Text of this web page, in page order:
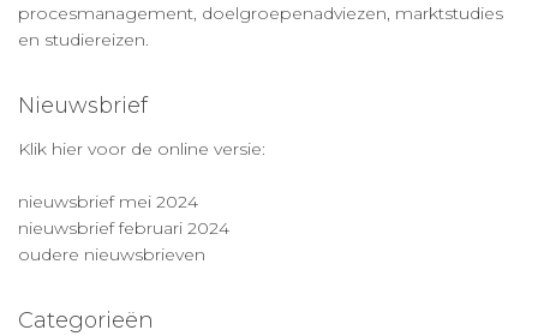
procesmanagement, doelgroepenadviezen, marktstudies
en studiereizen.
Nieuwsbrief
Klik hier voor de online versie:
nieuwsbrief mei 2024
nieuwsbrief februari 2024
oudere nieuwsbrieven
Categorieën